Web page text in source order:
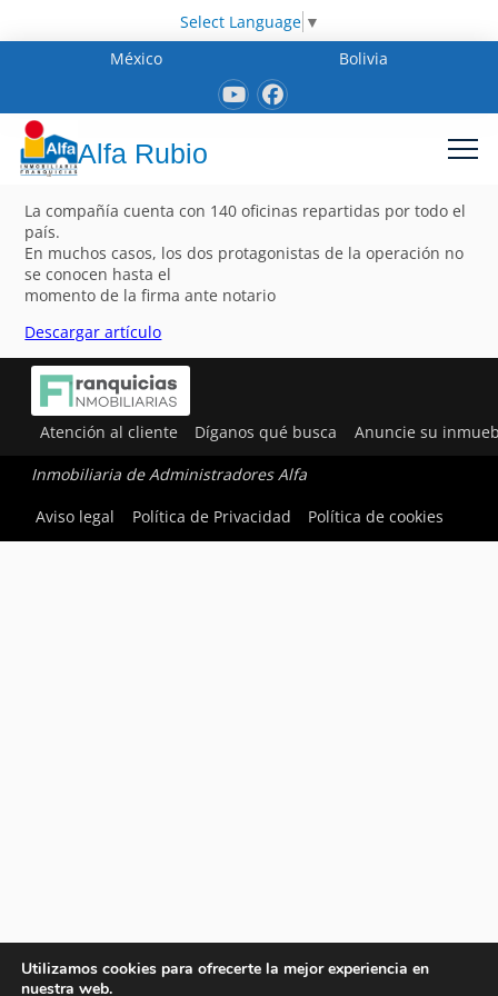
Select Language ▼
México
Bolivia
Alfa Rubio
La compañía cuenta con 140 oficinas repartidas por todo el
país.
En muchos casos, los dos protagonistas de la operación no
se conocen hasta el
momento de la firma ante notario
Descargar artículo
Atención al cliente Díganos qué busca Anuncie su
Inmobiliaria de Administradores Alfa
Aviso legal
Política de Privacidad Política de cookies
Utilizamos cookies para ofrecerte la mejor experiencia en
nuestra web.